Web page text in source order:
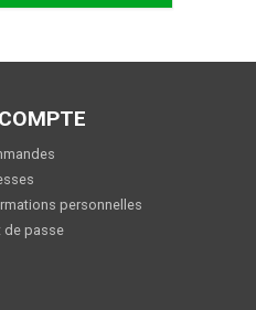
personnelles
de passe